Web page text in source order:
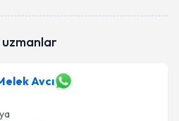
uzmanlar
Avcı